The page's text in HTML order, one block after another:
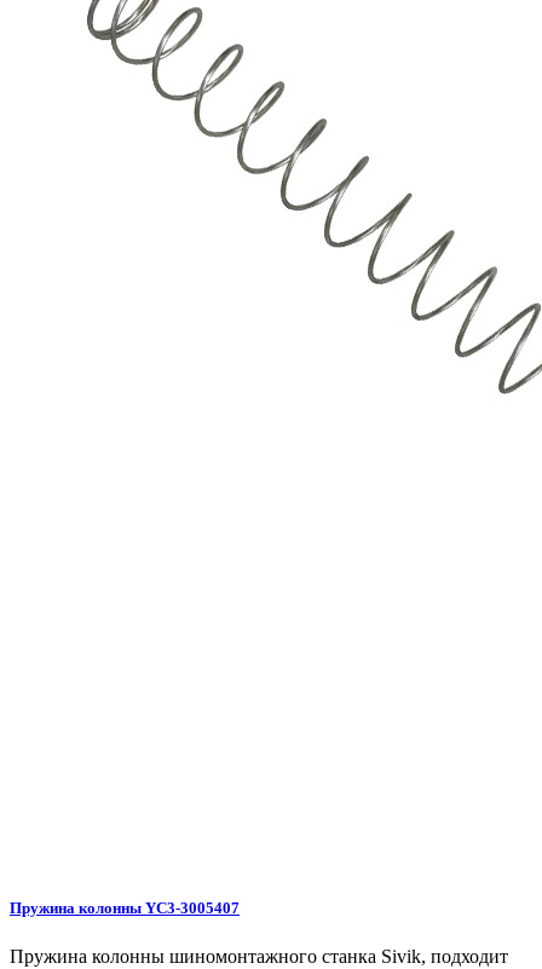
Пружина колонны YC3-3005407
Пружина колонны шиномонтажного станка Sivik, подходит